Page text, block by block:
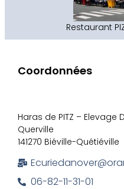
Restaurant
Coordonnées
Haras de PITZ – Elevage
Querville
141270 Biéville-Quétiéville
06-82-11-31-01